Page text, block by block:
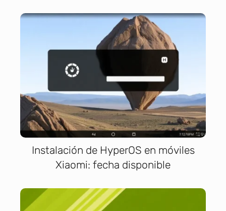
Instalación de HyperOS en móviles
Xiaomi: fecha disponible